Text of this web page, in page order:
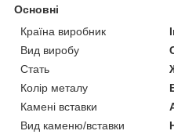
Основні
Країна виробник
Вид виробу
Стать
Колір металу
Камені вставки
Вид каменю/вставки